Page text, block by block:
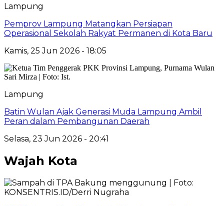
Lampung
Pemprov Lampung Matangkan Persiapan
Operasional Sekolah Rakyat Permanen di Kota Baru
Kamis, 25 Jun 2026 - 18:05
Lampung
Batin Wulan Ajak Generasi Muda Lampung Ambil
Peran dalam Pembangunan Daerah
Selasa, 23 Jun 2026 - 20:41
Wajah Kota